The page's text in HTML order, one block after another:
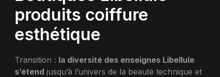
produits coiffure
esthétique
Transition : la diversité des enseignes Libellule
s’étend jusqu’à l’univers de la beauté technique et